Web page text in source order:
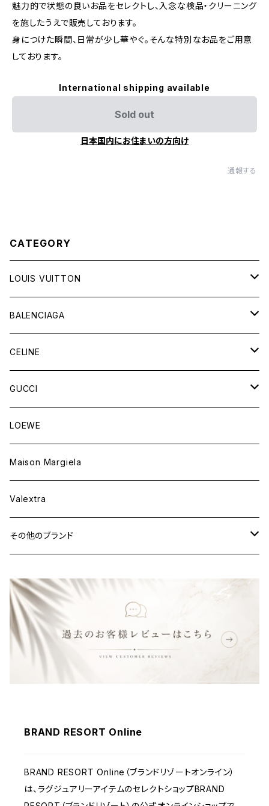
魅力的で状態の良いお品をセレクトし、入念な検品・クリーニング
を施したうえで販売しております。
身につけた瞬間、日常が少し華やぐ。そんな特別なお品をご用意
しております。
International shipping available
Sold out
日本国内にお住まいの方向け
通報する
CATEGORY
LOUIS VUITTON
バッグ
財布&小物
ウェア
BALENCIAGA
バッグ
財布&小物
ウェア
CELINE
バッグ
財布&小物
ウェア
GUCCI
バッグ
財布&小物
ウェア
LOEWE
Maison Margiela
Valextra
その他のブランド
財布&小物
ウェア
BRAND RESORT Online
BRAND RESORT Online（ブランドリゾートオンライン）
は、ラグジュアリーアイテムのセレクトショップBRAND